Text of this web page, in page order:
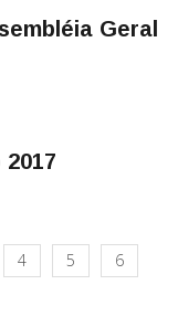
Geral
4 5
6